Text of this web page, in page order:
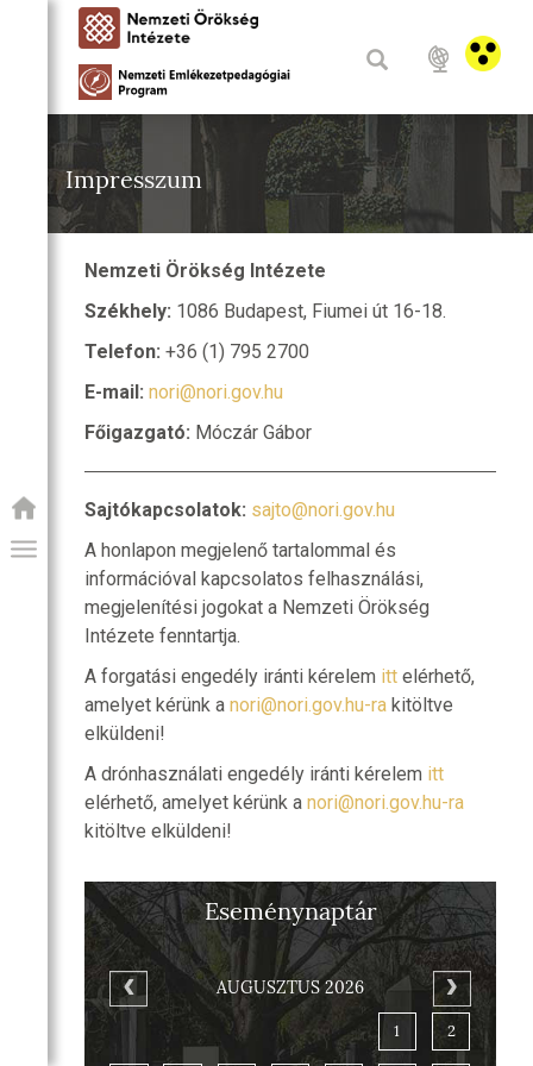
Impresszum
Nemzeti Örökség Intézete
Székhely: 1086 Budapest, Fiumei út 16-18.
Telefon: +36 (1) 795 2700
E-mail: nori@nori.gov.hu
Főigazgató: Móczár Gábor
Sajtókapcsolatok: sajto@nori.gov.hu
A honlapon megjelenő tartalommal és
információval kapcsolatos felhasználási,
megjelenítési jogokat a Nemzeti Örökség
Intézete fenntartja.
A forgatási engedély iránti kérelem itt elérhető,
amelyet kérünk a nori@nori.gov.hu-ra kitöltve
elküldeni!
A drónhasználati engedély iránti kérelem itt
elérhető, amelyet kérünk a nori@nori.gov.hu-ra
kitöltve elküldeni!
Eseménynaptár
AUGUSZTUS 2026
1 2